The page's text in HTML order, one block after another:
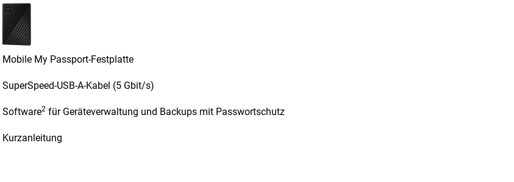
Mobile My Passport-Festplatte
SuperSpeed-USB-A-Kabel (5 Gbit/s)
Software2 für Geräteverwaltung und Backups mit Passwortschutz
Kurzanleitung